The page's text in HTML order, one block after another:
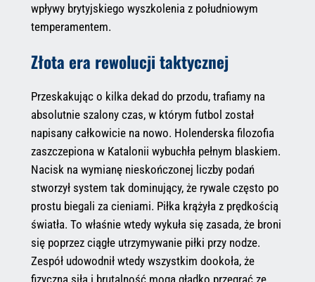
wpływy brytyjskiego wyszkolenia z południowym
temperamentem.
Złota era rewolucji taktycznej
Przeskakując o kilka dekad do przodu, trafiamy na
absolutnie szalony czas, w którym futbol został
napisany całkowicie na nowo. Holenderska filozofia
zaszczepiona w Katalonii wybuchła pełnym blaskiem.
Nacisk na wymianę nieskończonej liczby podań
stworzył system tak dominujący, że rywale często po
prostu biegali za cieniami. Piłka krążyła z prędkością
światła. To właśnie wtedy wykuła się zasada, że broni
się poprzez ciągłe utrzymywanie piłki przy nodze.
Zespół udowodnił wtedy wszystkim dookoła, że